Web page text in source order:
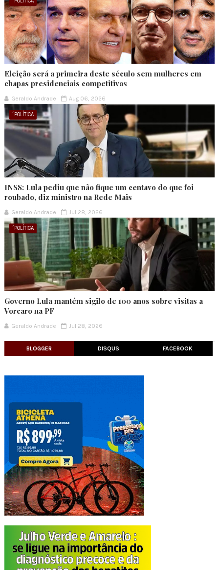
Eleição será a primeira deste século sem mulheres em
chapas presidenciais competitivas
Geraldo Andrade Aug 06, 2026
´POLÍTICA
INSS: Lula pediu que não fique um centavo do que foi
roubado, diz ministro na Rede Mais
Geraldo Andrade Jul 28, 2026
´POLÍTICA
Governo Lula mantém sigilo de 100 anos sobre visitas a
Vorcaro na PF
Geraldo Andrade Jul 28, 2026
BLOGGER DISQUS FACEBOOK